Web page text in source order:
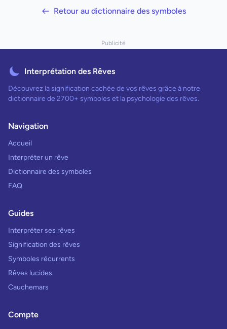
Retour au dictionnaire des symboles
Publicité
Interprétation des Rêves
Découvrez la signification cachée de vos rêves grâce à notre
dictionnaire de 2700+ symboles et la psychologie des rêves.
Navigation
Accueil
Interpréter un rêve
Dictionnaire des symboles
FAQ
Guides
Interpréter ses rêves
Signification des rêves
Symboles récurrents
Rêves lucides
Cauchemars
Compte